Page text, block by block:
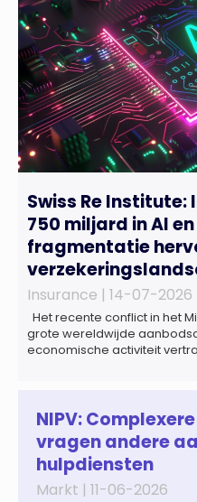
Swiss Re
750 miljard in AI
fragmentatie
Insurance | 14-07-2026
Het recente conflict in het
grote wereldwijde
economische activiteit
wereldwijd naar
termen in […]
NIPV:
vragen andere
hulpdiensten
Markt | 11-06-2026